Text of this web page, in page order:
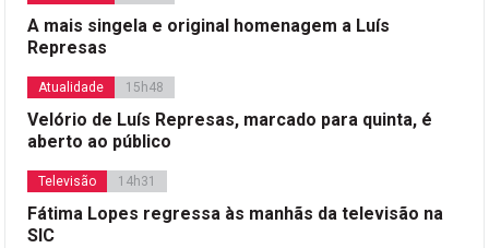
A mais singela e original homenagem a Luís
Represas
Atualidade 15h48
Velório de Luís Represas, marcado para quinta, é
aberto ao público
Televisão 14h31
Fátima Lopes regressa às manhãs da televisão na
SIC